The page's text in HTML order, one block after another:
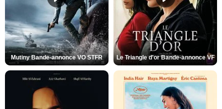
Mutiny Bande-annonce VO STFR Le Triangle d'or Bande-annonce VF